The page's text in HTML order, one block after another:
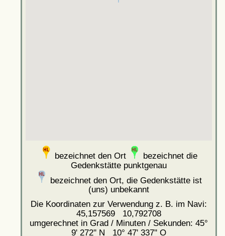
bezeichnet den Ort
bezeichnet die
Gedenkstätte punktgenau
bezeichnet den Ort, die Gedenkstätte ist
(uns) unbekannt
Die Koordinaten zur Verwendung z. B. im Navi:
45,157569 10,792708
umgerechnet in Grad / Minuten / Sekunden: 45°
9' 272'' N 10° 47' 337'' O